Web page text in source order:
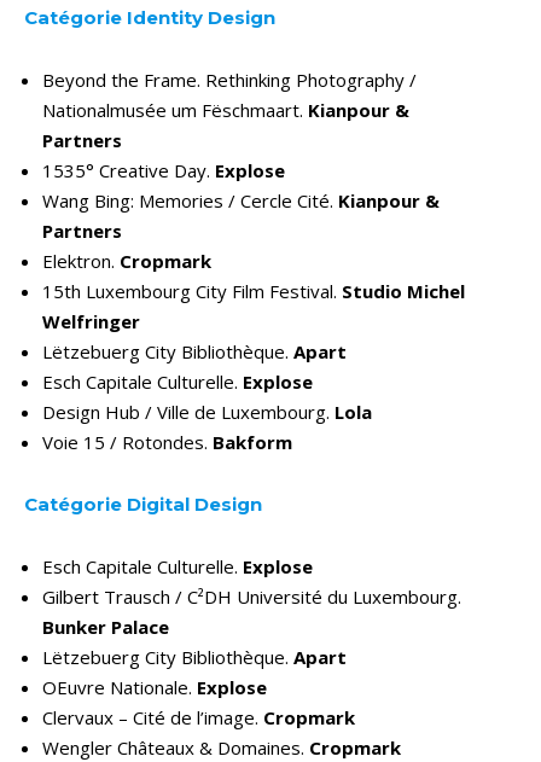
Catégorie Identity Design
Beyond the Frame. Rethinking Photography /
Nationalmusée um Fëschmaart. Kianpour &
Partners
1535° Creative Day. Explose
Wang Bing: Memories / Cercle Cité. Kianpour &
Partners
Elektron. Cropmark
15th Luxembourg City Film Festival. Studio Michel
Welfringer
Lëtzebuerg City Bibliothèque. Apart
Esch Capitale Culturelle. Explose
Design Hub / Ville de Luxembourg. Lola
Voie 15 / Rotondes. Bakform
Catégorie Digital Design
Esch Capitale Culturelle. Explose
Gilbert Trausch / C²DH Université du Luxembourg.
Bunker Palace
Lëtzebuerg City Bibliothèque. Apart
OEuvre Nationale. Explose
Clervaux – Cité de l’image. Cropmark
Wengler Châteaux & Domaines. Cropmark